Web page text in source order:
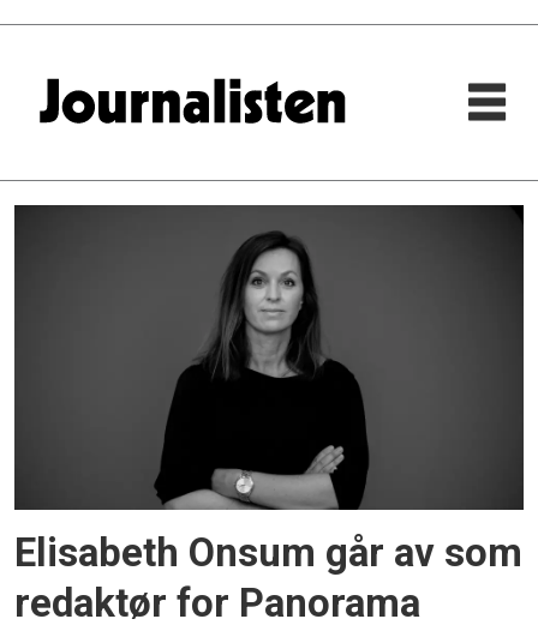
Elisabeth Onsum går av som
redaktør for Panorama